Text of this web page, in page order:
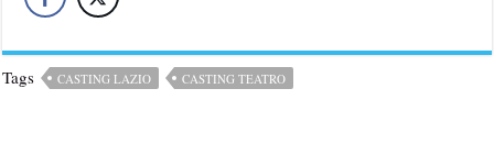
Tags CASTING LAZIO CASTING TEATRO